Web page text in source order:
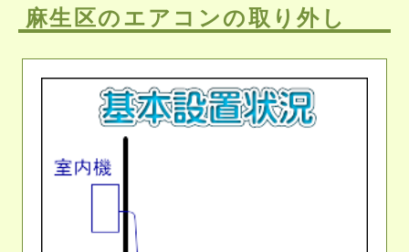
麻生区のエアコンの取り外し